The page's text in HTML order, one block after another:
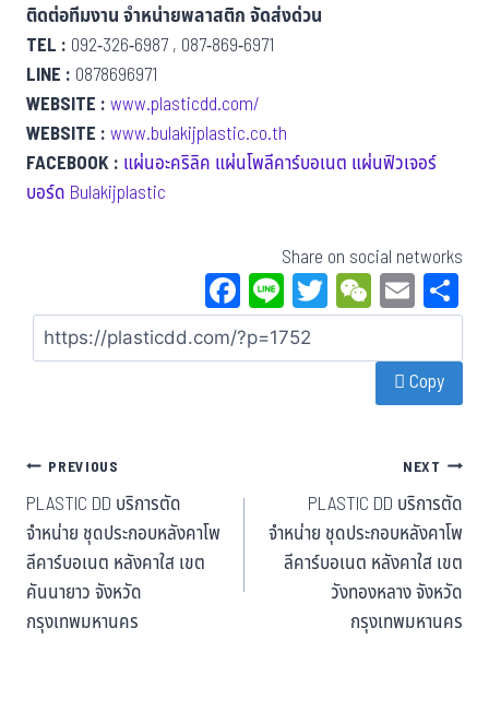
ติดต่อทีมงาน จำหน่ายพลาสติก จัดส่งด่วน
TEL : 092-326-6987 , 087-869-6971
LINE : 0878696971
WEBSITE :www.plasticdd.com/
WEBSITE :www.bulakijplastic.co.th
FACEBOOK : แผ่นอะคริลิค แผ่นโพลีคาร์บอเนต แผ่นฟิวเจอร์
บอร์ด Bulakijplastic
Share on social networks
Fa
ce
bo
Li
ne
T
wi
tt
W
eC
ha
t
E
m
ail
Copy
PREVIOUS
PLASTIC DD บริการตัด
จำหน่าย ชุดประกอบหลังคาโพ
ลีคาร์บอเนต หลังคาใส เขต
คันนายาว จังหวัด
กรุงเทพมหานคร
NEXT
PLASTIC DD บริการตัด
จำหน่าย ชุดประกอบหลังคาโพ
ลีคาร์บอเนต หลังคาใส เขต
วังทองหลาง จังหวัด
กรุงเทพมหานคร